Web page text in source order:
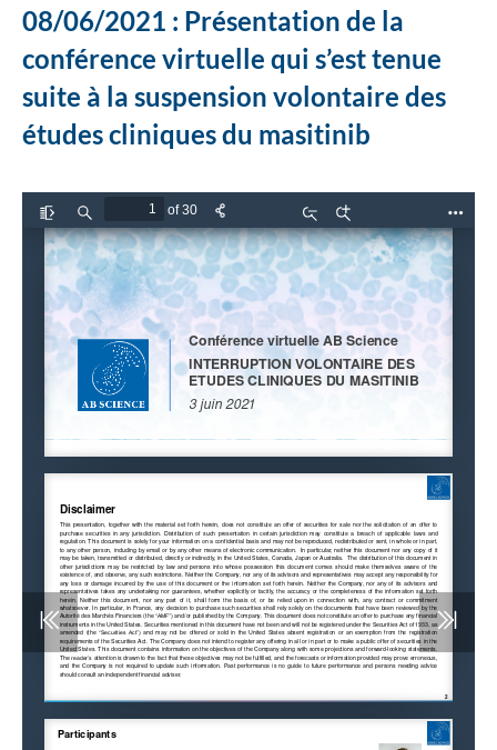
08/06/2021 : Présentation de la
conférence virtuelle qui s’est tenue
suite à la suspension volontaire des
études cliniques du masitinib